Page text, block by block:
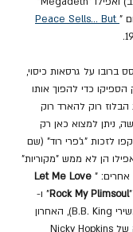
"
Peace Sells... But
ברובו על גרסאות כיסוי,
כדי להפוך אותו
רוק להארד רוק
ניתן למצוא כאן רק
לזכות "ג'פרי רוד" (שם
הן לא ממש "מקוריות"
אחרים: " Let Me Love
Rock My Plimsoul" ו-
" (שניהם משירי B.B. King), האחרון